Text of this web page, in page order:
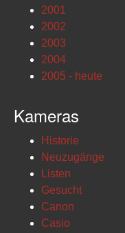
2001
2002
2003
2004
2005 - heute
Kameras
Historie
Neuzugänge
Listen
Gesucht
Canon
Casio